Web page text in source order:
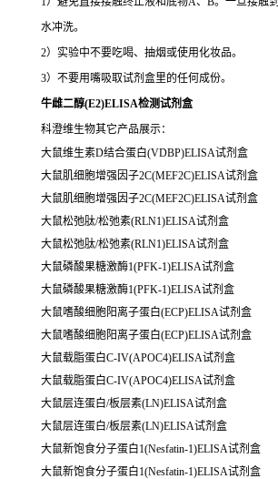
水冲洗。
2）实验中不要吃喝、抽烟或使用化妆品。
3）不要用嘴吸取试剂盒里的任何成份。
牛雌二醇(E2)ELISA检测试剂盒
科澄维生物其它产品展示：
大鼠维生素D结合蛋白(VDBP)ELISA试剂盒
大鼠肌细胞增强因子2C(MEF2C)ELISA试剂盒
大鼠肌细胞增强因子2C(MEF2C)ELISA试剂盒
大鼠松弛肽/松弛素(RLN1)ELISA试剂盒
大鼠松弛肽/松弛素(RLN1)ELISA试剂盒
大鼠磷酸果糖激酶1(PFK-1)ELISA试剂盒
大鼠磷酸果糖激酶1(PFK-1)ELISA试剂盒
大鼠嗜酸细胞阳离子蛋白(ECP)ELISA试剂盒
大鼠嗜酸细胞阳离子蛋白(ECP)ELISA试剂盒
大鼠载脂蛋白C-IV(APOC4)ELISA试剂盒
大鼠载脂蛋白C-IV(APOC4)ELISA试剂盒
大鼠层连蛋白/板层素(LN)ELISA试剂盒
大鼠层连蛋白/板层素(LN)ELISA试剂盒
大鼠新饱食分子蛋白1(Nesfatin-1)ELISA试剂盒
大鼠新饱食分子蛋白1(Nesfatin-1)ELISA试剂盒